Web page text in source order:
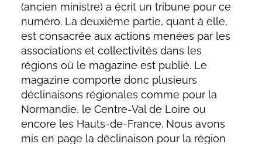
(ancien ministre) a écrit un tribune pour ce
numéro. La deuxième partie, quant à elle,
est consacrée aux actions menées par les
associations et collectivités dans les
régions où le magazine est publié. Le
magazine comporte donc plusieurs
déclinaisons régionales comme pour la
Normandie, le Centre-Val de Loire ou
encore les Hauts-de-France. Nous avons
mis en page la déclinaison pour la région